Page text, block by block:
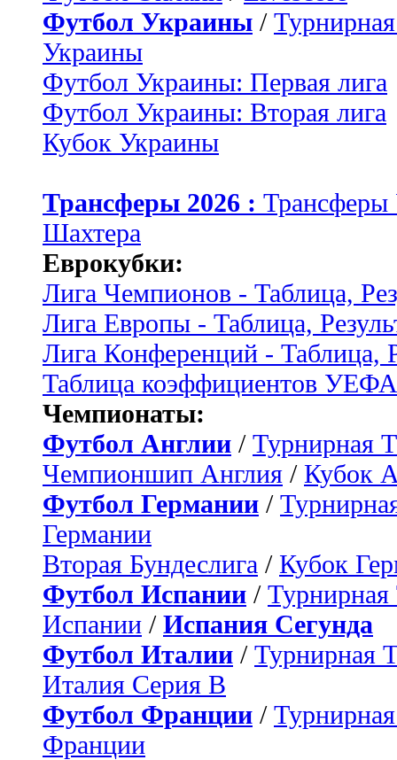
Футбол Украины /
Украины
Футбол Украины: Первая лига
Футбол Украины: Вторая лига
Кубок Украины
Трансферы 2026 :
Шахтера
Еврокубки:
Лига Чемпионов - Таблица,
Лига Европы - Таблица,
Лига Конференций - Таблица,
Таблица коэффициентов УЕФА
Чемпионаты:
Футбол Англии / Турнирная
Чемпионшип Англия / Кубок
Футбол Германии /
Германии
Вторая Бундеслига / Кубок
Футбол Испании / Турнирная
Испании / Испания Сегунда
Футбол Италии / Турнирная
Италия Серия B
Футбол Франции /
Франции